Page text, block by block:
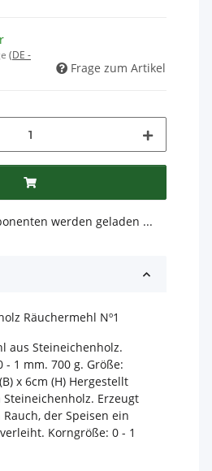
(DE -
Frage zum Artikel
werden geladen ...
Räuchermehl Nº1
aus Steineichenholz.
- 1 mm. 700 g. Größe:
x 6cm (H) Hergestellt
Erzeugt
der Speisen ein
Korngröße: 0 - 1